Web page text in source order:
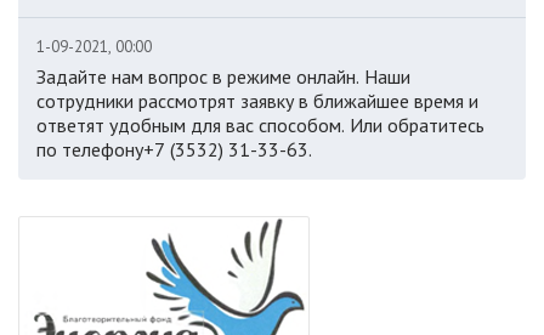
1-09-2021, 00:00
Задайте нам вопрос в режиме онлайн. Наши
сотрудники рассмотрят заявку в ближайшее время и
ответят удобным для вас способом. Или обратитесь
по телефону+7 (3532) 31-33-63.